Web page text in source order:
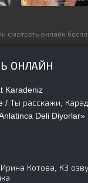
смотреть онлайн
ОНЛАЙН
Karadeniz
/ Ты расскажи,
Deli Diyorlar»
Котова, КЗ